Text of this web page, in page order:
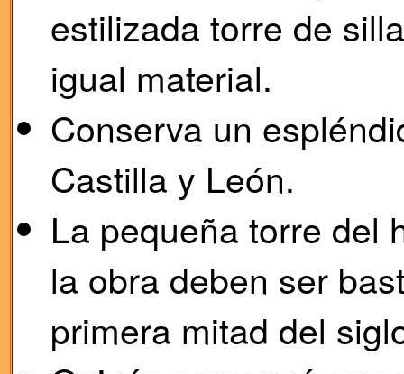
estilizada torre de
igual material.
Conserva un
Castilla y León.
La pequeña torre del
la obra deben ser
primera mitad del